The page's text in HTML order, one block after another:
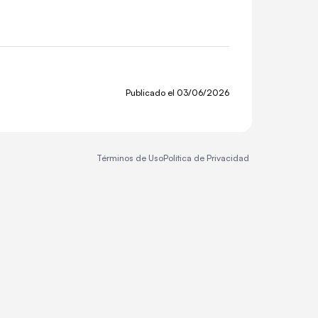
Publicado el 03/06/2026
Términos de UsoPolítica de Privacidad